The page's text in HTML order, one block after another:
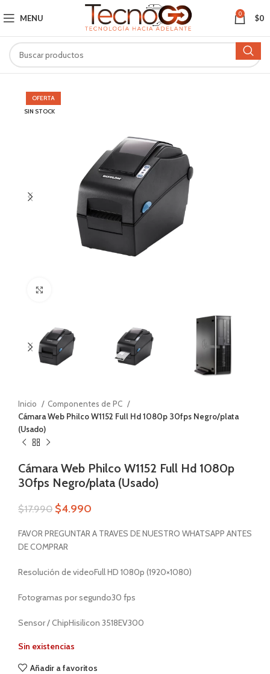
MENU 0 $0
OFERTA
SIN STOCK
Inicio
Componentes de PC
Cámara Web Philco W1152 Full Hd 1080p 30fps Negro/plata
(Usado)
Cámara Web Philco W1152 Full Hd 1080p
30fps Negro/plata (Usado)
$17.990 $4.990
FAVOR PREGUNTAR A TRAVES DE NUESTRO WHATSAPP ANTES
DE COMPRAR
Resolución de videoFull HD 1080p (1920×1080)
Fotogramas por segundo30 fps
Sensor / ChipHisilicon 3518EV300
Sin existencias
Añadir a favoritos